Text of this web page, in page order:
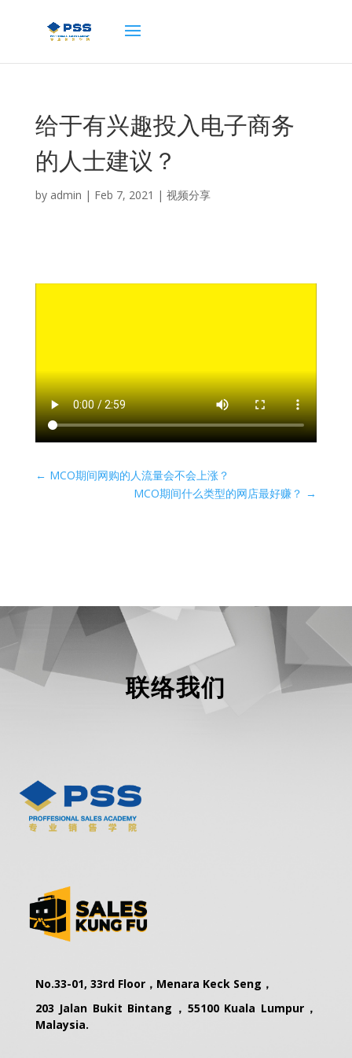
给于有兴趣投入电子商务
的人士建议？
by admin | Feb 7, 2021 | 视频分享
← MCO期间网购的人流量会不会上涨？
MCO期间什么类型的网店最好赚？ →
联络我们
No.33-01, 33rd Floor，Menara Keck Seng，
203 Jalan Bukit Bintang，55100 Kuala Lumpur，
Malaysia.